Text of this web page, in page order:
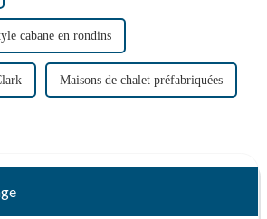
cabane en rondins
Maisons de chalet préfabriquées